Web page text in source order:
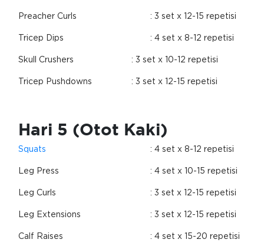
Preacher Curls : 3 set x 12-15 repetisi
Tricep Dips : 4 set x 8-12 repetisi
Skull Crushers : 3 set x 10-12 repetisi
Tricep Pushdowns : 3 set x 12-15 repetisi
Hari 5 (Otot Kaki)
Squats : 4 set x 8-12 repetisi
Leg Press : 4 set x 10-15 repetisi
Leg Curls : 3 set x 12-15 repetisi
Leg Extensions : 3 set x 12-15 repetisi
Calf Raises : 4 set x 15-20 repetisi